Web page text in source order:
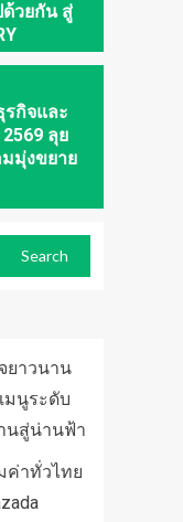
ด้วยกัน สู่
รกิจและ
ลุย
มุ่งขยาย
ยาวนาน
มนูระดับ
นสู่น่านฟ้า
ค่าทั่วไทย